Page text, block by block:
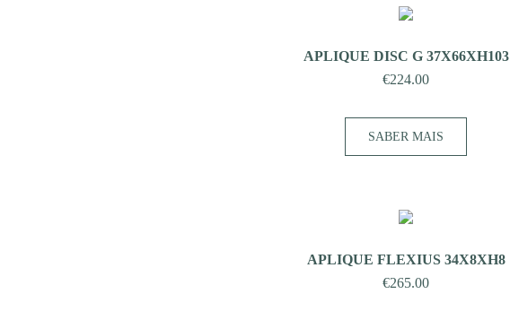
APLIQUE DISC G 37X66XH103
€224.00
SABER MAIS
APLIQUE FLEXIUS 34X8XH8
€265.00